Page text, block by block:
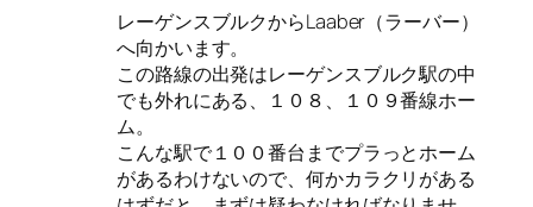
レーゲンスブルクからLaaber（ラーバー）
へ向かいます。
この路線の出発はレーゲンスブルク駅の中
でも外れにある、１０８、１０９番線ホー
ム。
こんな駅で１００番台までプラっとホーム
があるわけないので、何かカラクリがある